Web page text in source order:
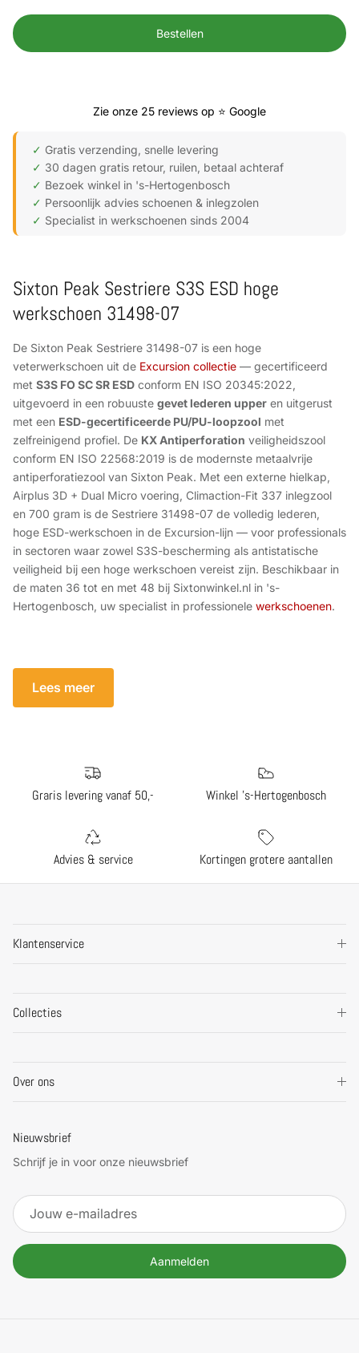
Bestellen
Zie onze 25 reviews op ⭐ Google
✓ Gratis verzending, snelle levering
✓ 30 dagen gratis retour, ruilen, betaal achteraf
✓ Bezoek winkel in 's-Hertogenbosch
✓ Persoonlijk advies schoenen & inlegzolen
✓ Specialist in werkschoenen sinds 2004
Sixton Peak Sestriere S3S ESD hoge
werkschoen 31498-07
De Sixton Peak Sestriere 31498-07 is een hoge
veterwerkschoen uit de Excursion collectie — gecertificeerd
met S3S FO SC SR ESD conform EN ISO 20345:2022,
uitgevoerd in een robuuste gevet lederen upper en uitgerust
met een ESD-gecertificeerde PU/PU-loopzool met
zelfreinigend profiel. De KX Antiperforation veiligheidszool
conform EN ISO 22568:2019 is de modernste metaalvrije
antiperforatiezool van Sixton Peak. Met een externe hielkap,
Airplus 3D + Dual Micro voering, Climaction-Fit 337 inlegzool
en 700 gram is de Sestriere 31498-07 de volledig lederen,
hoge ESD-werkschoen in de Excursion-lijn — voor professionals
in sectoren waar zowel S3S-bescherming als antistatische
veiligheid bij een hoge werkschoen vereist zijn. Beschikbaar in
de maten 36 tot en met 48 bij Sixtonwinkel.nl in 's-
Hertogenbosch, uw specialist in professionele werkschoenen.
Lees meer
Graris levering vanaf 50,- Winkel 's-Hertogenbosch
Advies & service Kortingen grotere aantallen
Klantenservice
Collecties
Over ons
Nieuwsbrief
Schrijf je in voor onze nieuwsbrief
Aanmelden